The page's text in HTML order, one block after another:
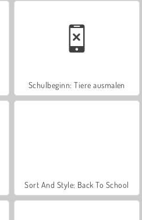
Schulbeginn: Tiere ausmalen
Sort And Style: Back To School